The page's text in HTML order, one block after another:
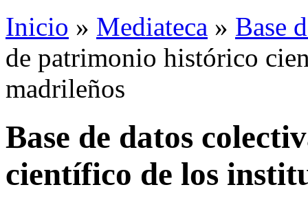
Inicio » Mediateca » Base
de patrimonio histórico
madrileños
Base de datos
científico de los